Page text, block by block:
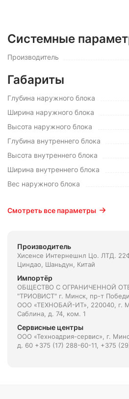
Системные
Производитель
Габариты
Глубина наружного блока
Ширина наружного блока
Высота наружного блока
Глубина внутреннего блока
Высота внутреннего блока
Ширина внутреннего блока
Вес наружного блока
Смотреть все параметры
Производитель
Хисенсе Интернешнл Цо. ЛТД.
Циндао, Шаньдун, Китай
Импортёр
ОБЩЕСТВО С ОГРАНИЧЕННОЙ
"ТРИОВИСТ" г. Минск, пр-т
ООО «ТЕХНОБАЙ-ИТ», 220040, г.
Саблина, д. 74, ком. 1
Сервисные центры
ООО «Техноадрия-сервис», г.
д. 60 +375 (17) 288-60-11, +375